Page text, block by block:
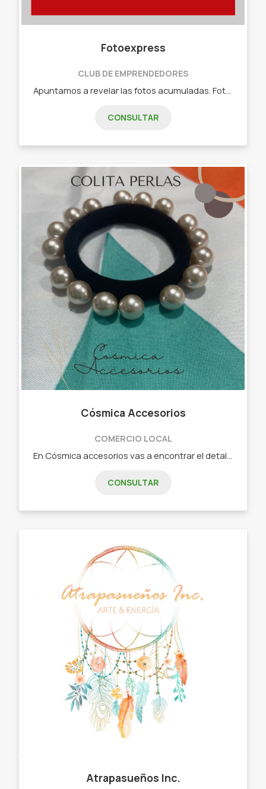
Fotoexpress
CLUB DE EMPRENDEDORES
CONSULTAR
Cósmica Accesorios
COMERCIO LOCAL
CONSULTAR
Atrapasueños Inc.